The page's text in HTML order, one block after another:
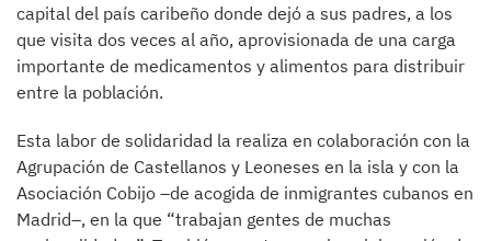
capital del país caribeño donde dejó a sus padres, a los
que visita dos veces al año, aprovisionada de una carga
importante de medicamentos y alimentos para distribuir
entre la población.
Esta labor de solidaridad la realiza en colaboración con la
Agrupación de Castellanos y Leoneses en la isla y con la
Asociación Cobijo –de acogida de inmigrantes cubanos en
Madrid–, en la que “trabajan gentes de muchas